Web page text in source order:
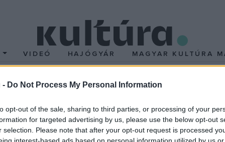
- Do Not Process My Personal Information
opt-out of the sale, sharing to third parties, or processing of your
for targeted advertising by us, please use the below opt-out
selection. Please note that after your opt-out request is processed
interest-based ads based on personal information utilized by us
VIDEÓ HAJÓGYÁR MAGYAR KULTÚRA